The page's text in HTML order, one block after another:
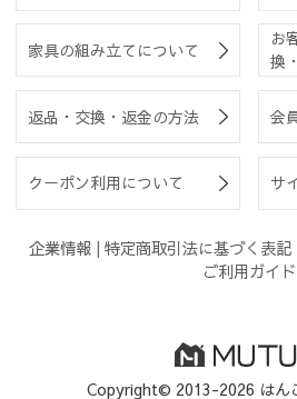
家具の組み立てについて
お
換
返品・交換・返金の方法 会
クーポン利用について サ
企業情報 | 特定商取引法に基づく表記
ご利用ガイド
Copyright© 2013-2026 はん